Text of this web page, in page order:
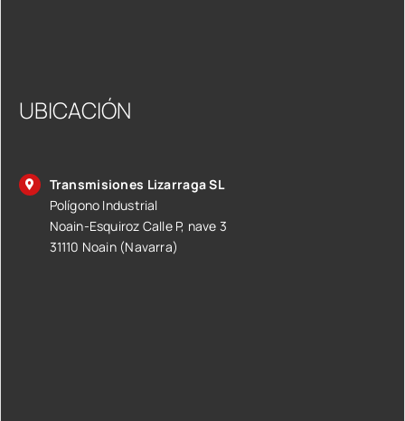
UBICACIÓN
Transmisiones Lizarraga SL
Polígono Industrial
Noain-Esquiroz Calle P, nave 3
31110 Noain (Navarra)